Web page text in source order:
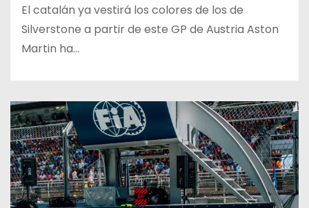
El catalán ya vestirá los colores de los de
Silverstone a partir de este GP de Austria Aston
Martin ha…